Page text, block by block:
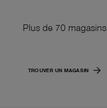
Plus de 70 magasins
TROUVER UN MAGASIN